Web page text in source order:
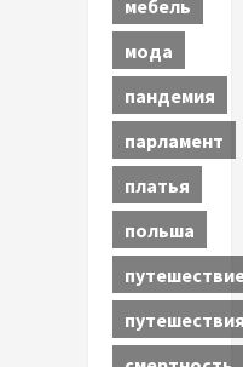
мебель
мода
пандемия
парламент
платья
польша